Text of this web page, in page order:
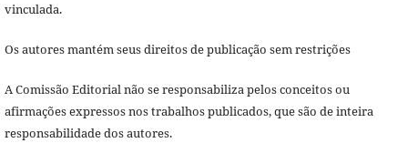
vinculada.
Os autores mantém seus direitos de publicação sem restrições
A Comissão Editorial não se responsabiliza pelos conceitos ou
afirmações expressos nos trabalhos publicados, que são de inteira
responsabilidade dos autores.